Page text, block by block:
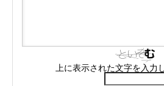
上に表示された文字を入力